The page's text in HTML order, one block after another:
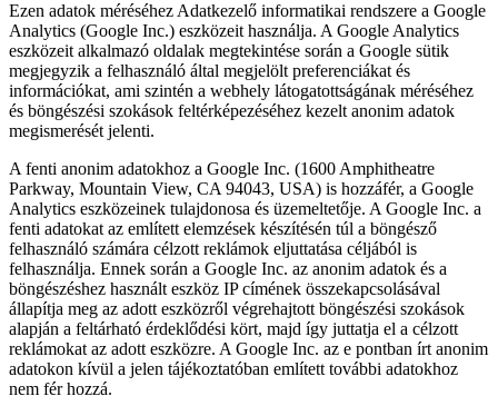
Ezen adatok méréséhez Adatkezelő informatikai rendszere a Google
Analytics (Google Inc.) eszközeit használja. A Google Analytics
eszközeit alkalmazó oldalak megtekintése során a Google sütik
megjegyzik a felhasználó által megjelölt preferenciákat és
információkat, ami szintén a webhely látogatottságának méréséhez
és böngészési szokások feltérképezéséhez kezelt anonim adatok
megismerését jelenti.
A fenti anonim adatokhoz a Google Inc. (1600 Amphitheatre
Parkway, Mountain View, CA 94043, USA) is hozzáfér, a Google
Analytics eszközeinek tulajdonosa és üzemeltetője. A Google Inc. a
fenti adatokat az említett elemzések készítésén túl a böngésző
felhasználó számára célzott reklámok eljuttatása céljából is
felhasználja. Ennek során a Google Inc. az anonim adatok és a
böngészéshez használt eszköz IP címének összekapcsolásával
állapítja meg az adott eszközről végrehajtott böngészési szokások
alapján a feltárható érdeklődési kört, majd így juttatja el a célzott
reklámokat az adott eszközre. A Google Inc. az e pontban írt anonim
adatokon kívül a jelen tájékoztatóban említett további adatokhoz
nem fér hozzá.